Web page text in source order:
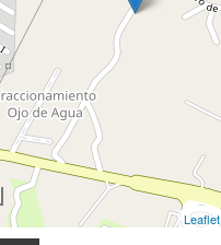
Leaflet